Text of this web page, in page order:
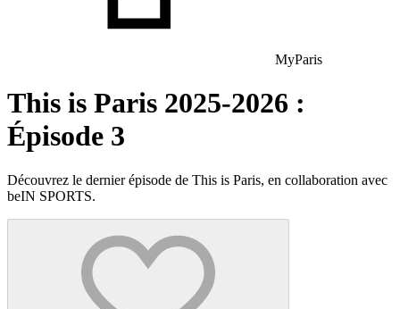
MyParis
This is Paris 2025-2026 :
Épisode 3
Découvrez le dernier épisode de This is Paris, en collaboration avec
beIN SPORTS.